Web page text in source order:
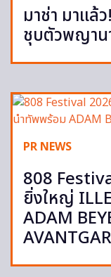
มาช่า มาแล้
ชุบตัวพญาน
PR NEWS
808
ยิ่งใหญ่
ADAM